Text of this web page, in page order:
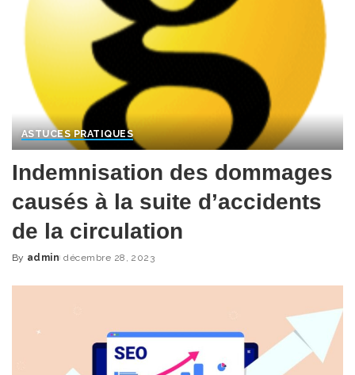
ASTUCES PRATIQUES
Indemnisation des dommages
causés à la suite d’accidents
de la circulation
Posted
By admin décembre 28, 2023